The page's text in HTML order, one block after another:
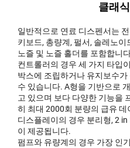
클래
일반적으로 연료 디스펜서는
키보드, 총량계, 펄서, 솔레노이
노즐 및 노즐 홀더를 포함합니
컨트롤러의 경우 세 가지 타입
박스에 조립하거나 유지보수
수 있습니다. A형을 기반으로
고 있으며 보다 다양한 기능을
히 최대 2000회 분량의 급유
디스플레이의 경우 분리형, 2
이 제공됩니다.
펌프와 유량계의 경우 가장 인